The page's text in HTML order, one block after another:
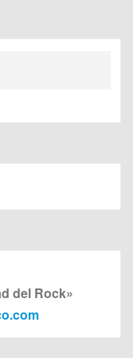
del Rock»